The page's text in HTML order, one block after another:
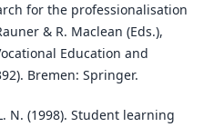
for the professionalisation
& R. Maclean (Eds.),
Education and
Bremen: Springer.
N. (1998). Student learning